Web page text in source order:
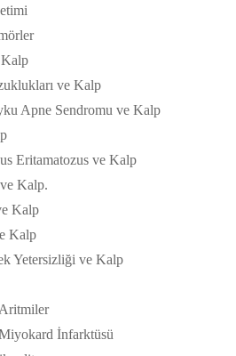
ve Kalp
Apne Sendromu ve Kalp
Eritamatozus ve Kalp
Kalp.
Kalp
Kalp
Yetersizliği ve Kalp
İnfarktüsü